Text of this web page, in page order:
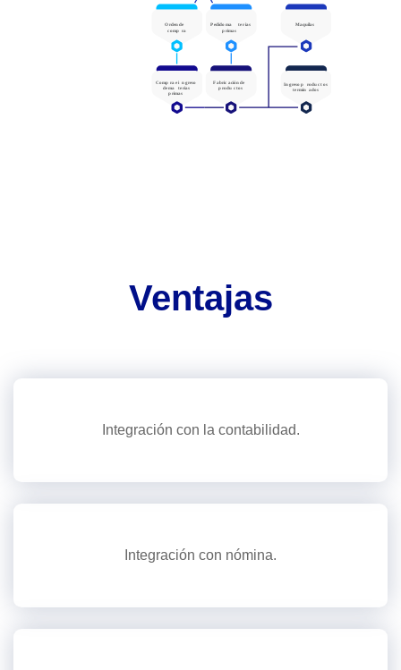
Ventajas
Integración con la contabilidad.
Integración con nómina.